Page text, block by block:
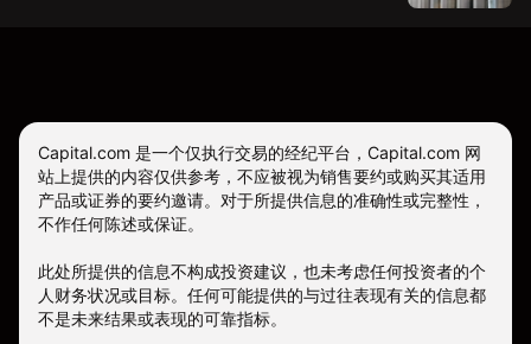
Capital.com 是一个仅执行交易的经纪平台，Capital.com 网
站上提供的内容仅供参考，不应被视为销售要约或购买其适用
产品或证券的要约邀请。对于所提供信息的准确性或完整性，
不作任何陈述或保证。
此处所提供的信息不构成投资建议，也未考虑任何投资者的个
人财务状况或目标。任何可能提供的与过往表现有关的信息都
不是未来结果或表现的可靠指标。